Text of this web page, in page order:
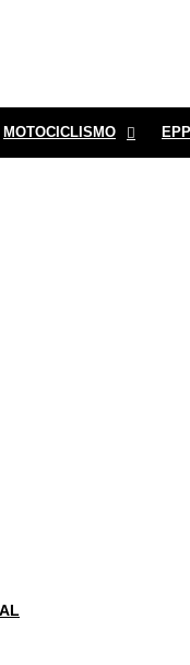
MOTOCICLISMO EPP